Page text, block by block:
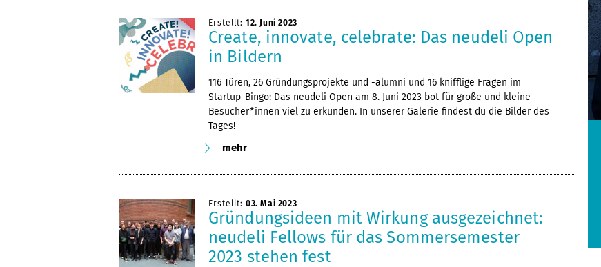
Erstellt: 12. Juni 2023
Create, innovate, celebrate: Das neudeli Open
in Bildern
116 Türen, 26 Gründungsprojekte und -alumni und 16 knifflige Fragen im
Startup-Bingo: Das neudeli Open am 8. Juni 2023 bot für große und kleine
Besucher*innen viel zu erkunden. In unserer Galerie findest du die Bilder des
Tages!
mehr
Erstellt: 03. Mai 2023
Gründungsideen mit Wirkung ausgezeichnet:
neudeli Fellows für das Sommersemester
2023 stehen fest